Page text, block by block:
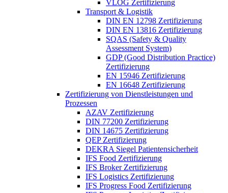
VLOG Zertifizierung
Transport & Logistik
DIN EN 12798 Zertifizierung
DIN EN 13816 Zertifizierung
SQAS (Safety & Quality
Assessment System)
GDP (Good Distribution Practice)
Zertifizierung
EN 15946 Zertifizierung
EN 16648 Zertifizierung
Zertifizierung von Dienstleistungen und
Prozessen
AZAV Zertifizierung
DIN 77200 Zertifizierung
DIN 14675 Zertifizierung
QEP Zertifizierung
DEKRA Siegel Patientensicherheit
IFS Food Zertifizierung
IFS Broker Zertifizierung
IFS Logistics Zertifizierung
IFS Progress Food Zertifizierung